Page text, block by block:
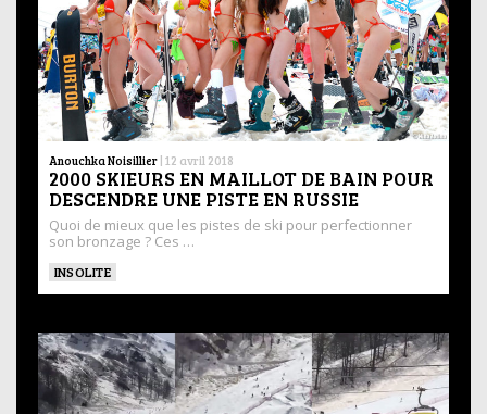
Anouchka Noisillier | 12 avril 2018
2000 SKIEURS EN MAILLOT DE BAIN POUR
DESCENDRE UNE PISTE EN RUSSIE
Quoi de mieux que les pistes de ski pour perfectionner
son bronzage ? Ces …
INSOLITE